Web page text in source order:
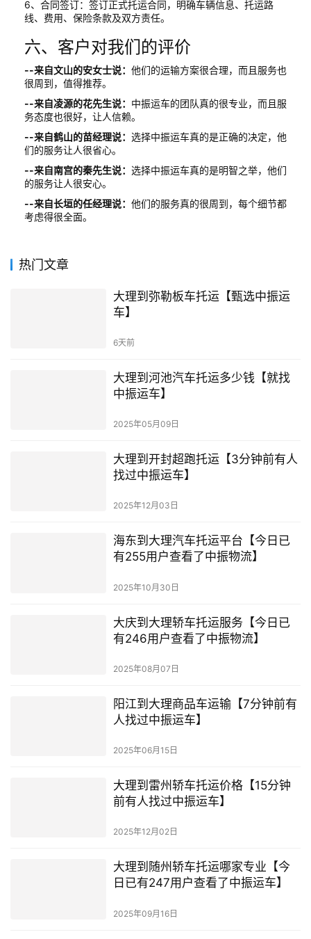
6、合同签订：签订正式托运合同，明确车辆信息、托运路
线、费用、保险条款及双方责任。
六、客户对我们的评价
--来自文山的安女士说： 他们的运输方案很合理，而且服务也
很周到，值得推荐。
--来自凌源的花先生说： 中振运车的团队真的很专业，而且服
务态度也很好，让人信赖。
--来自鹤山的苗经理说： 选择中振运车真的是正确的决定，他
们的服务让人很省心。
--来自南宫的秦先生说： 选择中振运车真的是明智之举，他们
的服务让人很安心。
--来自长垣的任经理说： 他们的服务真的很周到，每个细节都
考虑得很全面。
热门文章
大理到弥勒板车托运【甄选中振运
车】
6天前
大理到河池汽车托运多少钱【就找
中振运车】
2025年05月09日
大理到开封超跑托运【3分钟前有人
找过中振运车】
2025年12月03日
海东到大理汽车托运平台【今日已
有255用户查看了中振物流】
2025年10月30日
大庆到大理轿车托运服务【今日已
有246用户查看了中振物流】
2025年08月07日
阳江到大理商品车运输【7分钟前有
人找过中振运车】
2025年06月15日
大理到雷州轿车托运价格【15分钟
前有人找过中振运车】
2025年12月02日
大理到随州轿车托运哪家专业【今
日已有247用户查看了中振运车】
2025年09月16日